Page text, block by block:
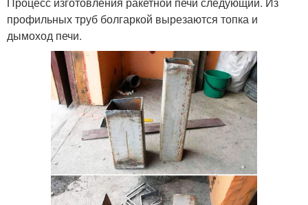
профильных труб болгаркой вырезаются топка и
дымоход печи.